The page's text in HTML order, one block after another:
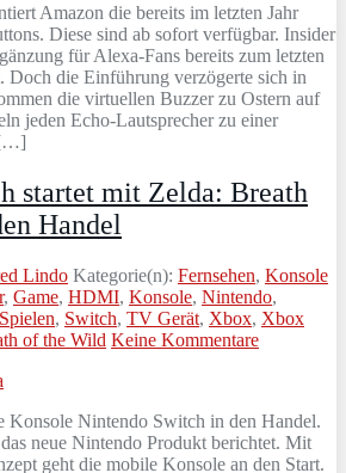
Amazon die bereits im letzten Jahr
Diese sind ab sofort verfügbar. Insider
für Alexa-Fans bereits zum letzten
Doch die Einführung verzögerte sich in
die virtuellen Buzzer zu Ostern auf
jeden Echo-Lautsprecher zu einer
[…]
startet mit Zelda: Breath
Handel
Lindo Kategorie(n): Fernsehen, Konsole
, Game, HDMI, Konsole, Nintendo,
Spielen, Switch, TV Gerät, Xbox, Xbox
of the Wild Keine Kommentare
Konsole Nintendo Switch in den Handel.
neue Nintendo Produkt berichtet. Mit
geht die mobile Konsole an den Start.